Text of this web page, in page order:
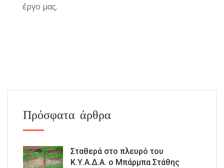
έργο μας.
Πρόσφατα άρθρα
Σταθερά στο πλευρό του
Κ.Υ.Α.Δ.Α. ο Μπάρμπα Στάθης